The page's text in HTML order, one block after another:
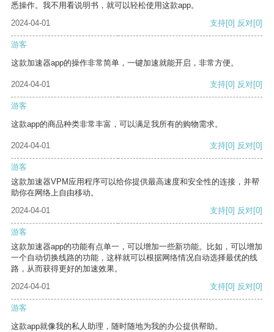
悉操作。我不用看说明书，就可以轻松使用这款app。
2024-04-01
支持[0] 反对[0]
游客
这款加速器app的操作非常简单，一键加速就能开启，非常方便。
2024-04-01 支持[0] 反对[0]
游客
这款app的商品种类非常丰富，可以满足我所有的购物需求。
2024-04-01 支持[0] 反对[0]
游客
这款加速器VPM应用程序可以给你提供最高速度和安全性的连接，并帮
助你在网络上自由移动。
2024-04-01
支持[0] 反对[0]
游客
这款加速器app的功能有点单一，可以增加一些新功能。比如，可以增加
一个自动切换线路的功能，这样就可以根据网络情况自动选择最优的线
路，从而获得更好的加速效果。
2024-04-01
支持[0] 反对[0]
游客
这款app就像我的私人助理，随时随地为我的办公提供帮助。